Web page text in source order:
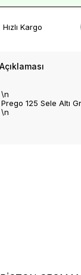
Hızlı Kargo
\n
Prego 125 Sele Altı
\n